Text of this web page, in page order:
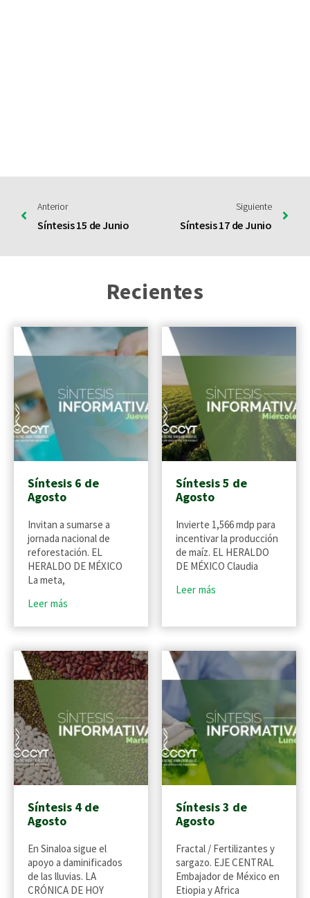
Anterior
Síntesis 15 de Junio
Siguiente
Síntesis 17 de Junio
Recientes
Síntesis 6 de
Agosto
Invitan a sumarse a
jornada nacional de
reforestación. EL
HERALDO DE MÉXICO
La meta,
Leer más
Síntesis 5 de
Agosto
Invierte 1,566 mdp para
incentivar la producción
de maíz. EL HERALDO
DE MÉXICO Claudia
Leer más
Síntesis 4 de
Agosto
En Sinaloa sigue el
apoyo a daminificados
de las lluvias. LA
CRÓNICA DE HOY
Síntesis 3 de
Agosto
Fractal / Fertilizantes y
sargazo. EJE CENTRAL
Embajador de México en
Etiopia y Africa